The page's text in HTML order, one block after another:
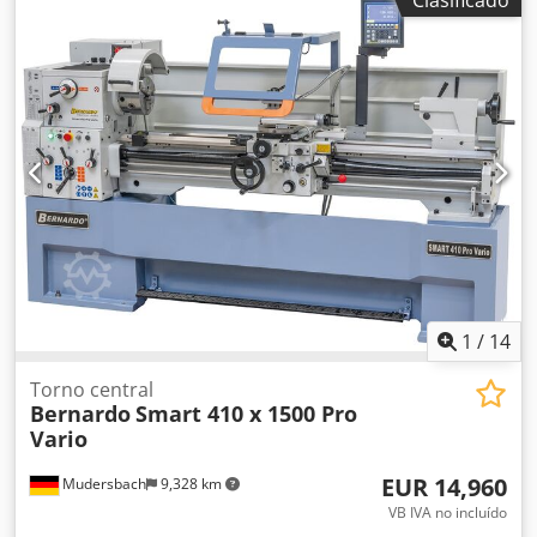
taladrado giratoria: 360° Distancia husillo/mesa máx.: 750
mm Distancia husillo/placa base: 1210 mm Dkodpfx Asd
Tcchjncor Recorrido del mandrino: 120 mm Diámetro de la
columna: 92 mm Tamaño de la mesa / tamaño de la ranura
en T: 385 x 335 mm / 14 mm Superficie de trabajo de la
placa base: 380 x 335 mm Potencia de salida del motor: S1
100 % 1,1 kW / 400 V Potencia de entrada del motor: S6 40
% 1,6 kW / 400 V Dimensiones de la máquina: (ancho x
profundidad x alto) 450 x 800 x 1730 mm
1 / 14
Mudersbach 9,328 km
Torno central
BernardoSmart 410 x 1500 Pro
Vario
EUR 14,960
VB IVA no incluído